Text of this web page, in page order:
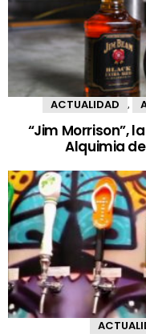
ACTUALIDAD
“Jim Morrison”,
Alquimia